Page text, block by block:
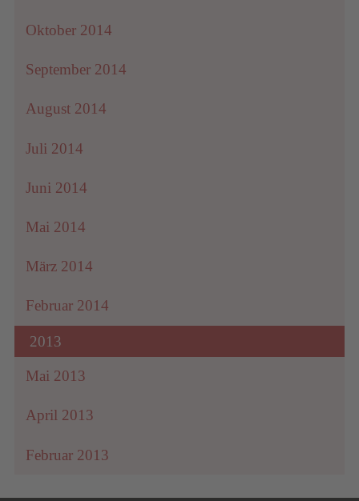
Oktober 2014
September 2014
August 2014
Juli 2014
Juni 2014
Mai 2014
März 2014
Februar 2014
2013
Mai 2013
April 2013
Februar 2013